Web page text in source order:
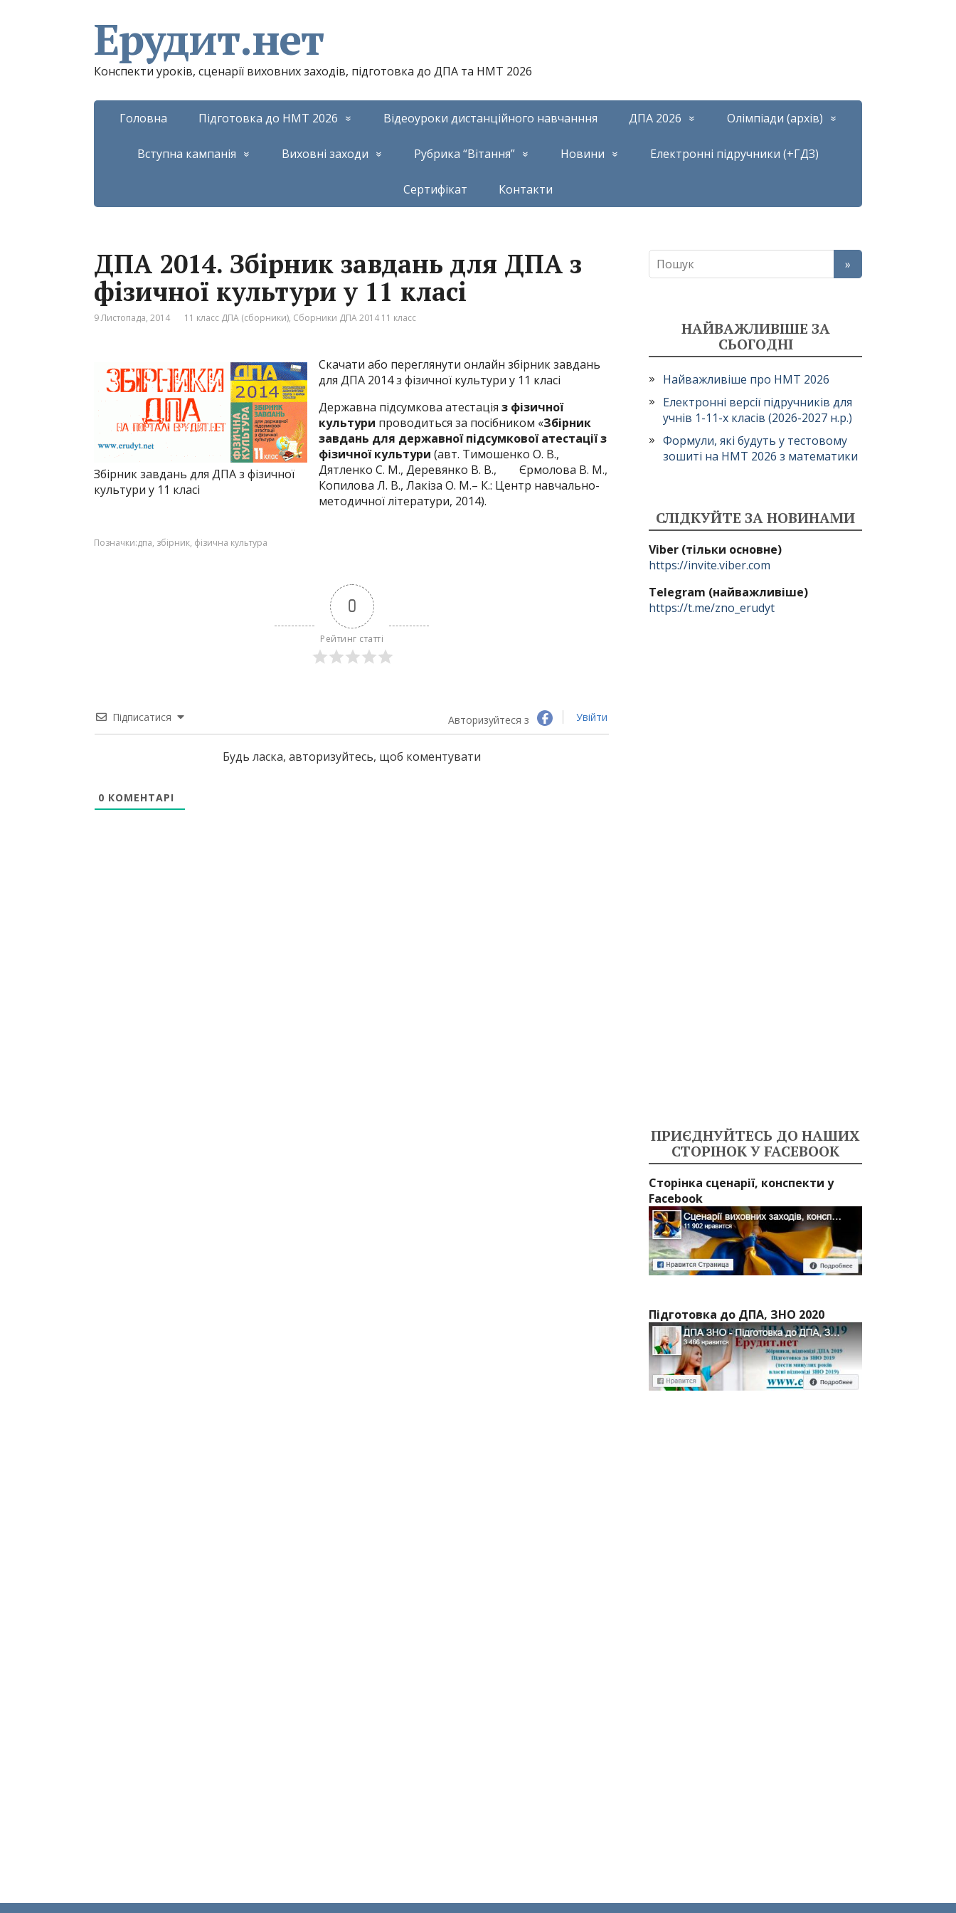
Ерудит.нет
Конспекти уроків, сценарії виховних заходів, підготовка до ДПА та НМТ 2026
Головна Підготовка до НМТ 2026 Відеоуроки дистанційного навчанння ДПА 2026 Олімпіади (архів)
Вступна кампанія Виховні заходи Рубрика “Вітання” Новини Електронні підручники (+ГДЗ)
Сертифікат Контакти
ДПА 2014. Збірник завдань для ДПА з
фізичної культури у 11 класі
9 Листопада, 2014 11 класс ДПА (сборники), Сборники ДПА 2014 11 класс
Збірник завдань для ДПА з фізичної
культури у 11 класі
Скачати або переглянути онлайн збірник завдань
для ДПА 2014 з фізичної культури у 11 класі
Державна підсумкова атестація з фізичної
культури проводиться за посібником «Збірник
завдань для державної підсумкової атестації з
фізичної культури (авт. Тимошенко О. В.,
Дятленко С. М., Деревянко В. В., Єрмолова В. М.,
Копилова Л. В., Лакіза О. М.– К.: Центр навчально-
методичної літератури, 2014).
Позначки:дпа, збірник, фізична культура
0
Рейтинг статті
Підписатися Авторизуйтеся з Увійти
Будь ласка, авторизуйтесь, щоб коментувати
0 КОМЕНТАРІ
НАЙВАЖЛИВІШЕ ЗА
СЬОГОДНІ
Найважливіше про НМТ 2026
Електронні версії підручників для
учнів 1-11-х класів (2026-2027 н.р.)
Формули, які будуть у тестовому
зошиті на НМТ 2026 з математики
СЛІДКУЙТЕ ЗА НОВИНАМИ
Viber (тільки основне)
https://invite.viber.com
Telegram (найважливіше)
https://t.me/zno_erudyt
ПРИЄДНУЙТЕСЬ ДО НАШИХ
СТОРІНОК У FACEBOOK
Сторінка сценарії, конспекти у
Facebook
Підготовка до ДПА, ЗНО 2020